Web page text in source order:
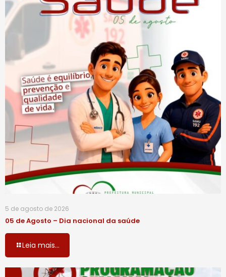
5 de agosto de 2026
05 de Agosto – Dia nacional da saúde
Leia mais...